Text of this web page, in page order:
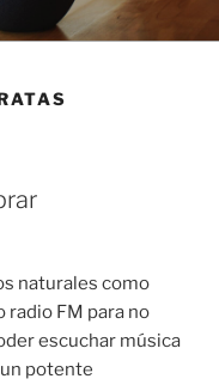
naturales como
radio FM para no
escuchar música
potente